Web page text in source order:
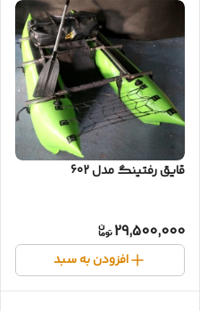
قایق رفتینگ مدل 602
29,500,000
افزودن به سبد